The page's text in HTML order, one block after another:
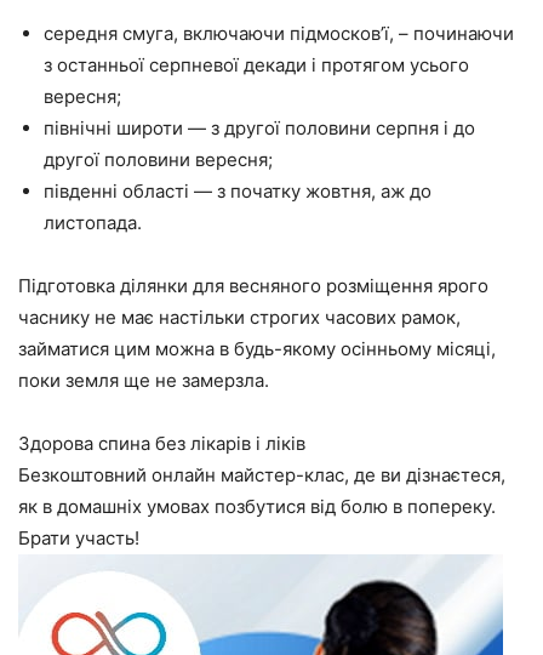
середня смуга, включаючи підмосков’ї, – починаючи
з останньої серпневої декади і протягом усього
вересня;
північні широти — з другої половини серпня і до
другої половини вересня;
південні області — з початку жовтня, аж до
листопада.
Підготовка ділянки для весняного розміщення ярого
часнику не має настільки строгих часових рамок,
займатися цим можна в будь-якому осінньому місяці,
поки земля ще не замерзла.
Здорова спина без лікарів і ліків
Безкоштовний онлайн майстер-клас, де ви дізнаєтеся,
як в домашніх умовах позбутися від болю в попереку.
Брати участь!